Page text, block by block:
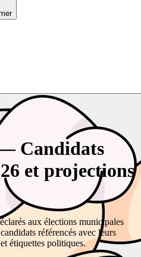
Candidats
et projections
aux élections municipales
référencés avec leurs
étiquettes politiques.